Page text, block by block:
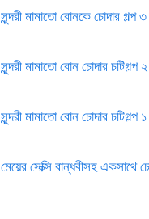
সুন্দরী মামাতো বোনকে চোদার গল্প ৩
সুন্দরী মামাতো বোন চোদার চটিগল্প ২
সুন্দরী মামাতো বোন চোদার চটিগল্প ১
মেয়ের সেক্সি বান্ধবীসহ একসাথে